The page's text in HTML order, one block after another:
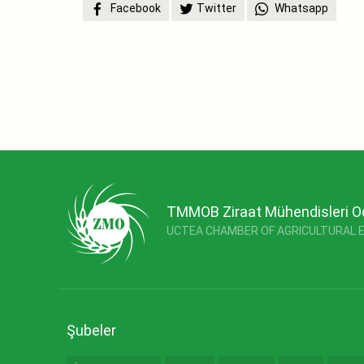
Facebook
Twitter Whatsapp
TMMOB Ziraat Mühendisleri
UCTEA CHAMBER OF AGRICULTURAL
Şubeler